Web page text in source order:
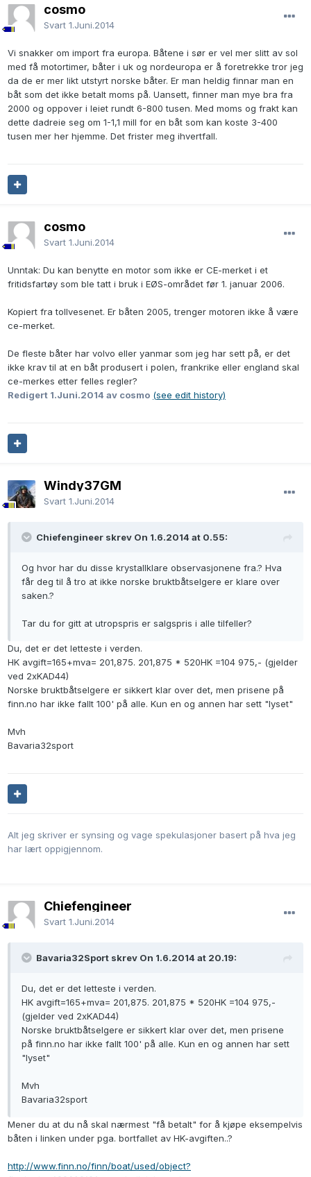
cosmo
Svart 1.Juni.2014
Vi snakker om import fra europa. Båtene i sør er vel mer slitt av sol
med få motortimer, båter i uk og nordeuropa er å foretrekke tror jeg
da de er mer likt utstyrt norske båter. Er man heldig finnar man en
båt som det ikke betalt moms på. Uansett, finner man mye bra fra
2000 og oppover i leiet rundt 6-800 tusen. Med moms og frakt kan
dette dadreie seg om 1-1,1 mill for en båt som kan koste 3-400
tusen mer her hjemme. Det frister meg ihvertfall.
cosmo
Svart 1.Juni.2014
Unntak: Du kan benytte en motor som ikke er CE-merket i et
fritidsfartøy som ble tatt i bruk i EØS-området før 1. januar 2006.
Kopiert fra tollvesenet. Er båten 2005, trenger motoren ikke å være
ce-merket.
De fleste båter har volvo eller yanmar som jeg har sett på, er det
ikke krav til at en båt produsert i polen, frankrike eller england skal
ce-merkes etter felles regler?
Redigert 1.Juni.2014 av cosmo (see edit history)
Windy37GM
Svart 1.Juni.2014
Chiefengineer skrev On 1.6.2014 at 0.55:
Og hvor har du disse krystallklare observasjonene fra.? Hva
får deg til å tro at ikke norske bruktbåtselgere er klare over
saken.?
Tar du for gitt at utropspris er salgspris i alle tilfeller?
Du, det er det letteste i verden.
HK avgift=165+mva= 201,875. 201,875 * 520HK =104 975,- (gjelder
ved 2xKAD44)
Norske bruktbåtselgere er sikkert klar over det, men prisene på
finn.no har ikke fallt 100' på alle. Kun en og annen har sett "lyset"
Mvh
Bavaria32sport
Alt jeg skriver er synsing og vage spekulasjoner basert på hva jeg
har lært oppigjennom.
Chiefengineer
Svart 1.Juni.2014
Bavaria32Sport skrev On 1.6.2014 at 20.19:
Du, det er det letteste i verden.
HK avgift=165+mva= 201,875. 201,875 * 520HK =104 975,-
(gjelder ved 2xKAD44)
Norske bruktbåtselgere er sikkert klar over det, men prisene
på finn.no har ikke fallt 100' på alle. Kun en og annen har sett
"lyset"
Mvh
Bavaria32sport
Mener du at du nå skal nærmest "få betalt" for å kjøpe eksempelvis
båten i linken under pga. bortfallet av HK-avgiften..?
http://www.finn.no/finn/boat/used/object?